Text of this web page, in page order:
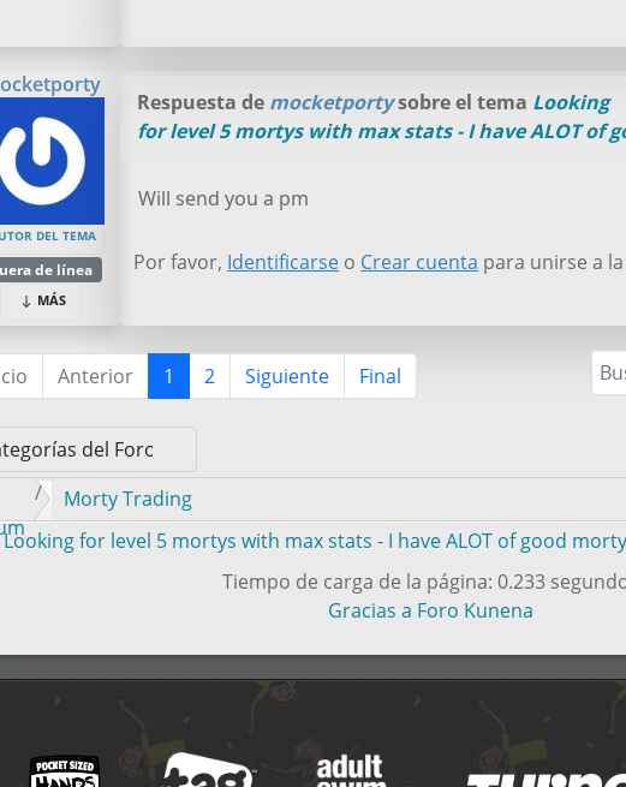
DEL TEMA
de línea
MÁS
Respuesta de mocketportysobre el tema Looking
for level 5 mortys with max stats - I have ALOT of
Will send you a pm
Por favor, Identificarse o Crear cuenta para unirse a
Anterior 1 2 Siguiente Final
Morty Trading
Looking for level 5 mortys with max stats - I have ALOT of good
Tiempo de carga de la página: 0.233
Gracias a Foro Kunena